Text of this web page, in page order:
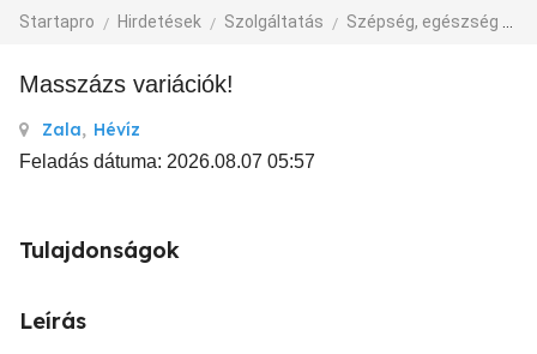
Startapro Hirdetések Szolgáltatás Szépség, egészség
Masszázs variációk!
Zala, Hévíz
Feladás dátuma: 2026.08.07 05:57
Tulajdonságok
Leírás